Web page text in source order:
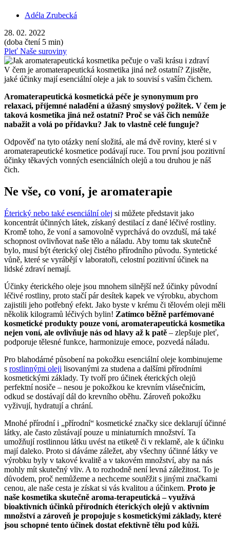
Adéla Zrubecká
28. 02. 2022
(doba čtení 5 min)
Pleť Naše suroviny
V čem je aromaterapeutická kosmetika jiná než ostatní? Zjistěte,
jaké účinky mají esenciální oleje a jak to souvisí s vaším čichem.
Aromaterapeutická kosmetická péče je synonymum pro
relaxaci, příjemné naladění a úžasný smyslový požitek. V čem je
taková kosmetika jiná než ostatní? Proč se váš čich nemůže
nabažit a volá po přídavku? Jak to vlastně celé funguje?
Odpověď na tyto otázky není složitá, ale má dvě roviny, které si v
aromaterapeutické kosmetice podávají ruce. Tou první jsou pozitivní
účinky těkavých vonných esenciálních olejů a tou druhou je náš
čich.
Ne vše, co voní, je aromaterapie
Éterický nebo také esenciální olej si můžete představit jako
koncentrát účinných látek, získaný destilací z dané léčivé rostliny.
Kromě toho, že voní a samovolně vyprchává do ovzduší, má také
schopnost ovlivňovat naše tělo a náladu. Aby tomu tak skutečně
bylo, musí být éterický olej čistého přírodního původu. Syntetické
vůně, které se vyrábějí v laboratoři, celostní pozitivní účinek na
lidské zdraví nemají.
Účinky éterického oleje jsou mnohem silnější než účinky původní
léčivé rostliny, proto stačí pár desítek kapek ve výrobku, abychom
zajistili jeho potřebný efekt. Jako byste v krému či tělovém oleji měli
několik kilogramů léčivých bylin! Zatímco běžně parfémované
kosmetické produkty pouze voní, aromaterapeutická kosmetika
nejen voní, ale ovlivňuje nás od hlavy až k patě – zlepšuje pleť,
podporuje tělesné funkce, harmonizuje emoce, pozvedá náladu.
Pro blahodárné působení na pokožku esenciální oleje kombinujeme
s rostlinnými oleji lisovanými za studena a dalšími přírodními
kosmetickými základy. Ty tvoří pro účinek éterických olejů
perfektní nosiče – nesou je pokožkou ke krevním vlásečnicím,
odkud se dostávají dál do krevního oběhu. Zároveň pokožku
vyživují, hydratují a chrání.
Mnohé přírodní i „přírodní“ kosmetické značky sice deklarují účinné
látky, ale často zůstávají pouze u miniaturních množství. Ta
umožňují rostlinnou látku uvést na etiketě či v reklamě, ale k účinku
mají daleko. Proto si dáváme záležet, aby všechny účinné látky ve
výrobku byly v takové kvalitě a v takovém množství, aby na nás
mohly mít skutečný vliv. A to rozhodně není levná záležitost. To je
důvodem, proč nemůžeme a nechceme soutěžit s jinými značkami
cenou, ale naše cesta je získat si vás kvalitou a účinkem. Proto je
naše kosmetika skutečně aroma-terapeutická – využívá
bioaktivních účinků přírodních éterických olejů v aktivním
množství a zároveň je propojuje s kosmetickými základy, které
jsou schopné tento účinek dostat efektivně tělu pod kůži.